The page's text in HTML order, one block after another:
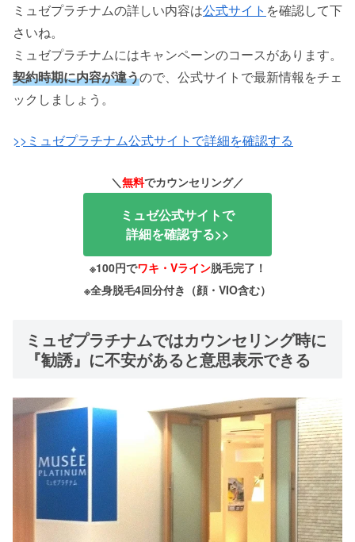
ミュゼプラチナムの詳しい内容は公式サイト を確認して下
さいね。
ミュゼプラチナムにはキャンペーンのコースがあります。
契約時期に内容が違うので、公式サイトで最新情報をチェ
ックしましょう。
>>ミュゼプラチナム公式サイトで詳細を確認する
＼無料でカウンセリング／
ミュゼ公式サイトで
詳細を確認する>>
※100円でワキ・Vライン脱毛完了！
※全身脱毛4回分付き（顔・VIO含む）
ミュゼプラチナムではカウンセリング時に
『勧誘』に不安があると意思表示できる